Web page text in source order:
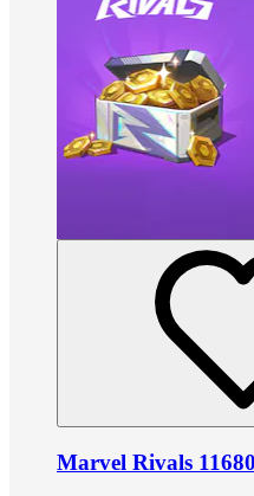
Marvel Rivals